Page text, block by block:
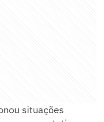
situações